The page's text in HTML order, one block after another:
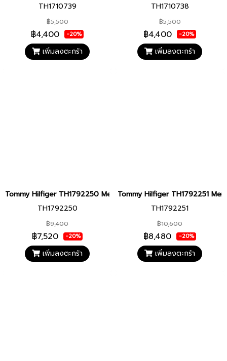
TH1710739
฿5,500
฿4,400 -20%
เพิ่มลงตะกร้า
TH1710738
฿5,500
฿4,400 -20%
เพิ่มลงตะกร้า
Tommy Hilfiger TH1792250 Men watch นาฬิกาข้อมือ นาฬิกา ผู้ชาย
TH1792250
฿9,400
฿7,520 -20%
เพิ่มลงตะกร้า
Tommy Hilfiger TH1792251
TH1792251
฿10,600
฿8,480 -20%
เพิ่มลงตะกร้า